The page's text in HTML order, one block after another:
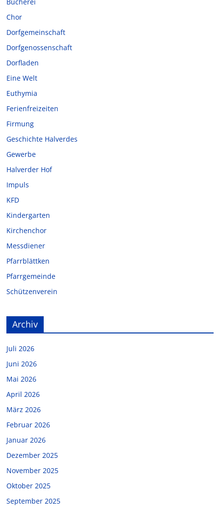
Bücherei
Chor
Dorfgemeinschaft
Dorfgenossenschaft
Dorfladen
Eine Welt
Euthymia
Ferienfreizeiten
Firmung
Geschichte Halverdes
Gewerbe
Halverder Hof
Impuls
KFD
Kindergarten
Kirchenchor
Messdiener
Pfarrblättken
Pfarrgemeinde
Schützenverein
Archiv
Juli 2026
Juni 2026
Mai 2026
April 2026
März 2026
Februar 2026
Januar 2026
Dezember 2025
November 2025
Oktober 2025
September 2025